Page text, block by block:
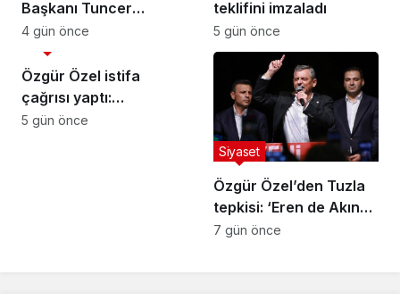
Başkanı Tuncer
Bakırhan: “Meclis
kapanmadan çerçeve
yasa çıkarılmalıdır”
4 gün önce
teklifini imzaladı
5 gün önce
Özgür Özel istifa
çağrısı yaptı:
Darbecilerden
Siyaset
5 gün önce
Özgür Özel’den Tuzla
tepkisi: ‘Eren de Akın
Gürlek de hesap
Siyaset
7 gün önce